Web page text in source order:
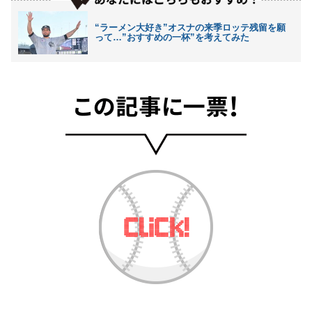
“ラーメン大好き”オスナの来季ロッテ残留を願
って…”おすすめの一杯”を考えてみた